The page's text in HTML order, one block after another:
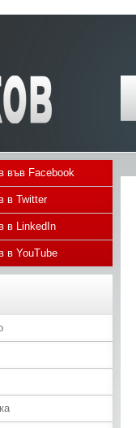
във Facebook
в Twitter
в LinkedIn
в YouTube